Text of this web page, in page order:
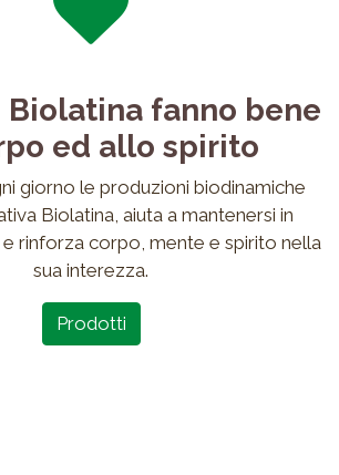
fanno bene
ed allo spirito
giorno le produzioni biodinamiche
Biolatina, aiuta a mantenersi in
rinforza corpo, mente e spirito nella
sua interezza.
Prodotti